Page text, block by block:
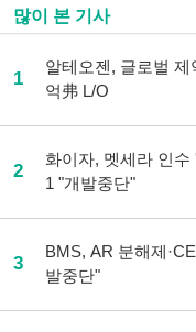
많이 본 기사
1
알테오젠, 글로벌
억弗 L/O
2
화이자, 멧세라 인
1 "개발중단"
3
BMS, AR 분해제
발중단"